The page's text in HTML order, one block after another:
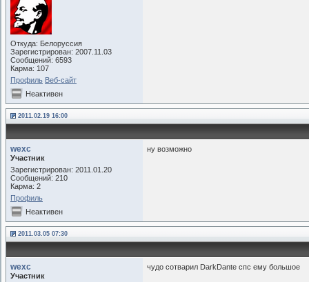
Откуда: Белоруссия
Зарегистрирован: 2007.11.03
Сообщений: 6593
Карма: 107
Профиль Веб-сайт
Неактивен
2011.02.19 16:00
wexc
Участник
Зарегистрирован: 2011.01.20
Сообщений: 210
Карма: 2
Профиль
ну возможно
Неактивен
2011.03.05 07:30
wexc
Участник
чудо сотварил DarkDante спс ему большое